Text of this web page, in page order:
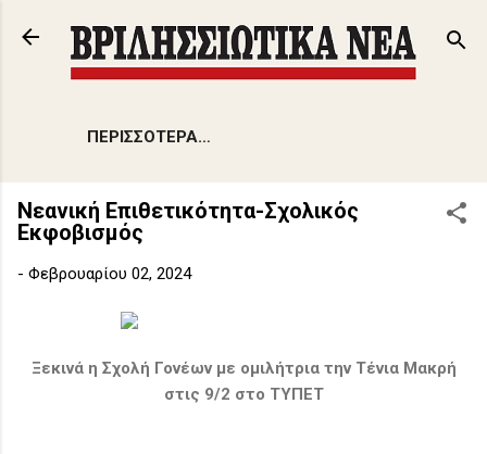
Μετάβαση στο κύριο περιεχόμενο
ΠΕΡΙΣΣΌΤΕΡΑ…
Νεανική Επιθετικότητα-Σχολικός
Εκφοβισμός
- Φεβρουαρίου 02, 2024
Ξεκινά η Σχολή Γονέων με ομιλήτρια την Τένια Μακρή
στις 9/2 στο ΤΥΠΕΤ